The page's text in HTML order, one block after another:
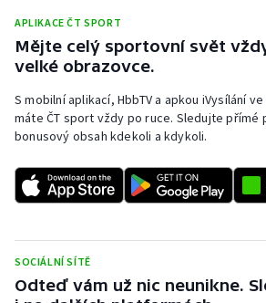
APLIKACE ČT SPORT
Mějte celý sportovní svět
velké obrazovce.
S mobilní aplikací, HbbTV a apkou iVysílání
máte ČT sport vždy po ruce. Sledujte přímé
bonusový obsah kdekoli a kdykoli.
SOCIÁLNÍ SÍTĚ
Odteď vám už nic neunikne.